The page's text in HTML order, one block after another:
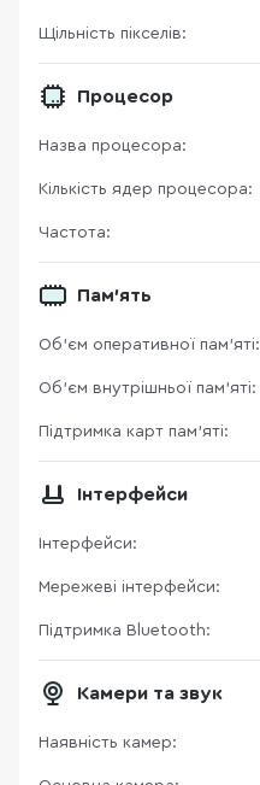
Щільність пікселів:
Процесор
Назва процесора:
Кількість ядер процесора:
Частота:
Пам'ять
Об’єм оперативної пам’яті:
Об'єм внутрішньої пам'яті:
Підтримка карт пам’яті:
Інтерфейси
Інтерфейси:
Мережеві інтерфейси:
Підтримка Bluetooth:
Камери та звук
Наявність камер: